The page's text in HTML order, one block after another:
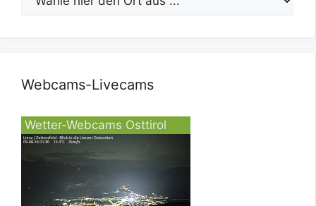
Webcams-Livecams
Wetter-Webcams Osttirol